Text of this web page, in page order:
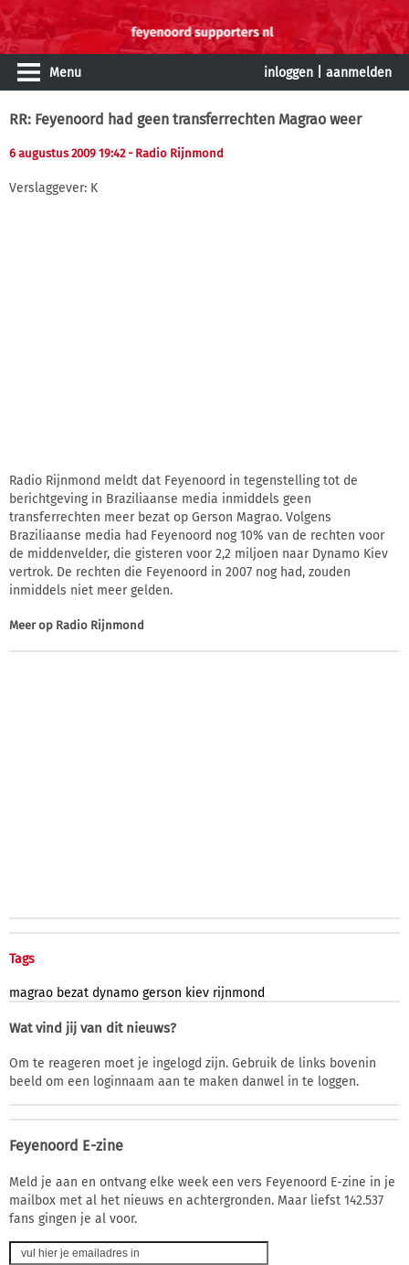
Menu inloggen aanmelden
RR: Feyenoord had geen transferrechten Magrao weer
6 augustus 2009 19:42- Radio Rijnmond
Verslaggever: K
Radio Rijnmond meldt dat Feyenoord in tegenstelling tot de
berichtgeving in Braziliaanse media inmiddels geen
transferrechten meer bezat op Gerson Magrao. Volgens
Braziliaanse media had Feyenoord nog 10% van de rechten voor
de middenvelder, die gisteren voor 2,2 miljoen naar Dynamo Kiev
vertrok. De rechten die Feyenoord in 2007 nog had, zouden
inmiddels niet meer gelden.
Meer op Radio Rijnmond
Tags
magrao bezat dynamo gerson kiev rijnmond
Wat vind jij van dit nieuws?
Om te reageren moet je ingelogd zijn. Gebruik de links bovenin
beeld om een loginnaam aan te maken danwel in te loggen.
Feyenoord E-zine
Meld je aan en ontvang elke week een vers Feyenoord E-zine in je
mailbox met al het nieuws en achtergronden. Maar liefst 142.537
fans gingen je al voor.